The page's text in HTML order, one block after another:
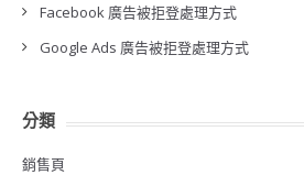
Facebook 廣告被拒登處理方式
Google Ads 廣告被拒登處理方式
分類
銷售頁